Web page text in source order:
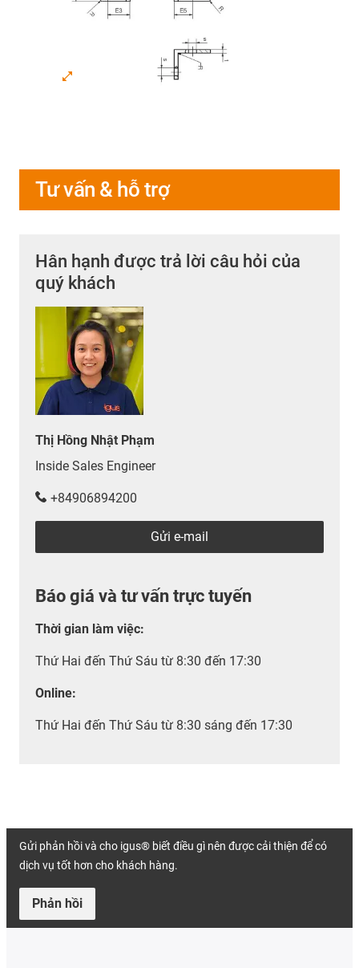
Tư vấn & hỗ trợ
Hân hạnh được trả lời câu hỏi của
quý khách
Thị Hồng Nhật Phạm
Inside Sales Engineer
+84906894200
Gửi e-mail
Báo giá và tư vấn trực tuyến
Thời gian làm việc:
Thứ Hai đến Thứ Sáu từ 8:30 đến 17:30
Online:
Thứ Hai đến Thứ Sáu từ 8:30 sáng đến 17:30
Gửi phản hồi và cho igus® biết điều gì nên được cải thiện để có
dịch vụ tốt hơn cho khách hàng.
Phản hồi